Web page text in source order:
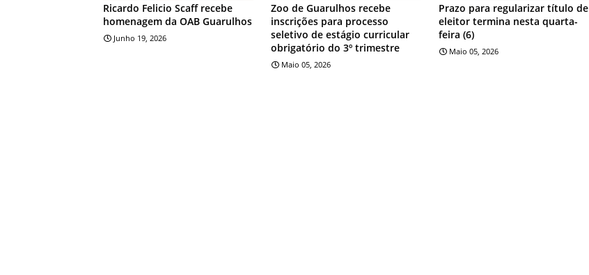
Ricardo Felicio Scaff recebe
homenagem da OAB Guarulhos
Junho 19, 2026
Zoo de Guarulhos recebe
inscrições para processo
seletivo de estágio curricular
obrigatório do 3º trimestre
Maio 05, 2026
Prazo para regularizar título de
eleitor termina nesta quarta-
feira (6)
Maio 05, 2026